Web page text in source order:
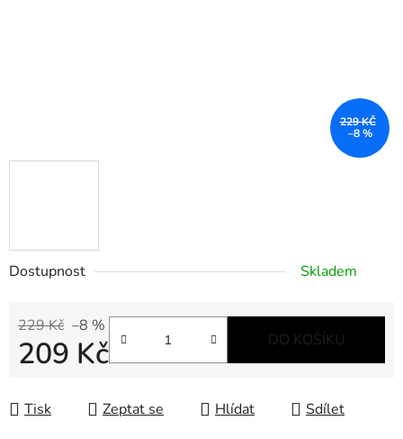
Dostupnost Skladem
229 Kč –8 %
209 Kč DO KOŠÍKU
Tisk Zeptat se Hlídat Sdílet
229 KČ
–8 %